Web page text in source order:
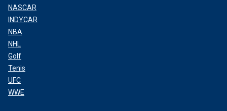
NASCAR
INDYCAR
NBA
NHL
Golf
Tenis
UFC
WWE